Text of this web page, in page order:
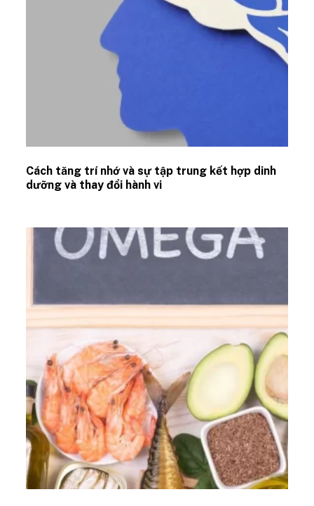
Cách tăng trí nhớ và sự tập trung kết hợp dinh
dưỡng và thay đổi hành vi